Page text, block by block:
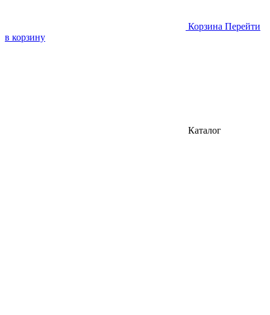
Корзина Перейти
в корзину
Каталог